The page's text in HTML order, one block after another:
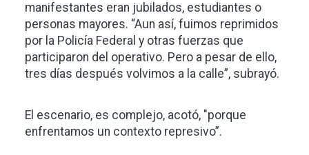
manifestantes eran jubilados, estudiantes o
personas mayores. “Aun así, fuimos reprimidos
por la Policía Federal y otras fuerzas que
participaron del operativo. Pero a pesar de ello,
tres días después volvimos a la calle”, subrayó.
El escenario, es complejo, acotó, "porque
enfrentamos un contexto represivo”.